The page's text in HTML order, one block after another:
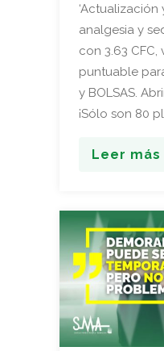
analgesia y
con 3.63
puntuable
y BOLSAS.
¡Sólo son 80
Leer más